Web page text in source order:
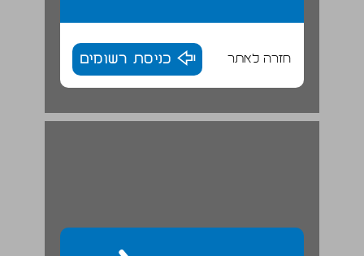
חזרה לאתר כניסת רשומים
ב. הערים בגליל במאה הראשונה לסה"נ ... 30